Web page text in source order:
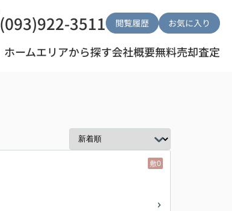
(093)922-3511 閲覧履歴 お気に入り
ホームエリアから探す会社概要無料売却査定
敷0